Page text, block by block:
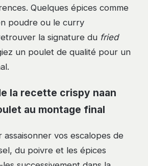
Quelques épices comme
poudre ou le curry
la signature du fried
un poulet de qualité pour un
la recette crispy naan
au montage final
assaisonner vos escalopes de
du poivre et les épices